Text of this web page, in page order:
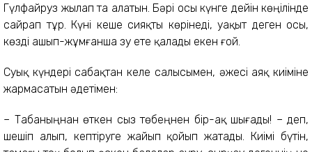
Гүлфайруз жылап та алатын. Бәрі осы күнге дейін көңілінде
сайрап тұр. Күні кеше сияқты көрінеді, уақыт деген осы,
көзді ашып-жұмғанша зу ете қалады екен ғой.
Суық күндері сабақтан келе салысымен, әжесі аяқ киіміне
жармасатын әдетімен:
– Табаныңнан өткен сыз төбеңнен бір-ақ шығады! – деп,
шешіп алып, кептіруге жайып қойып жатады. Киімі бүтін,